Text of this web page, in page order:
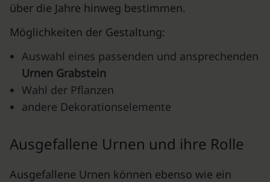
über die Jahre hinweg bestimmen.
Möglichkeiten der Gestaltung:
Auswahl eines passenden und ansprechenden
Urnen Grabstein
Wahl der Pflanzen
andere Dekorationselemente
Ausgefallene Urnen und ihre Rolle
Ausgefallene Urnen können ebenso wie ein